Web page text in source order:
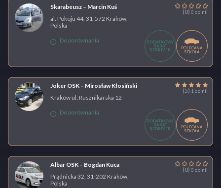
Skarabeusz – Marcin Kuś
(0) 0 opinii
al. Pokoju 44, 31-572 Kraków,
Polska
Do porównania
DODATKOWY
RABAT
BEDRIVER
POLECANA
SZKOŁA
Joker OSK – Mirosław Kłosiński
(5) 1 opinii
Kraków ul. Rusznikarska 12
Do porównania
DODATKOWY
RABAT
BEDRIVER
POLECANA
SZKOŁA
Albar OSK – Bogdan Kuca
(0) 0 opinii
Prądnicka 32, 31-202 Kraków,
Polska